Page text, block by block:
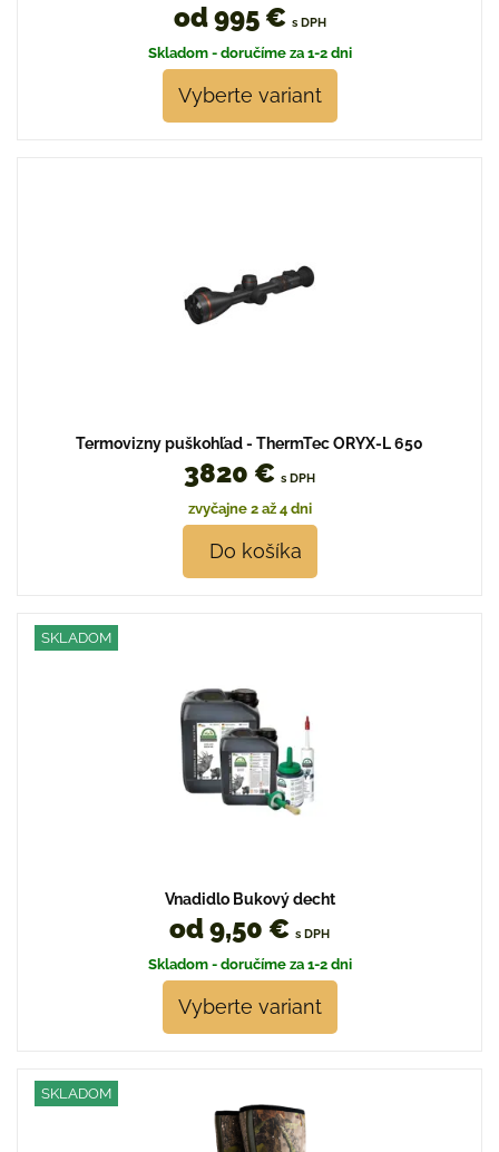
od 995 € s DPH
Skladom - doručíme za 1-2 dni
Vyberte variant
Termovizny puškohľad - ThermTec ORYX-L 650
3820 € s DPH
zvyčajne 2 až 4 dni
Do košíka
SKLADOM
Vnadidlo Bukový decht
od 9,50 € s DPH
Skladom - doručíme za 1-2 dni
Vyberte variant
SKLADOM